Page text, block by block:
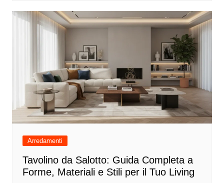
Arredamenti
Tavolino da Salotto: Guida Completa a
Forme, Materiali e Stili per il Tuo Living